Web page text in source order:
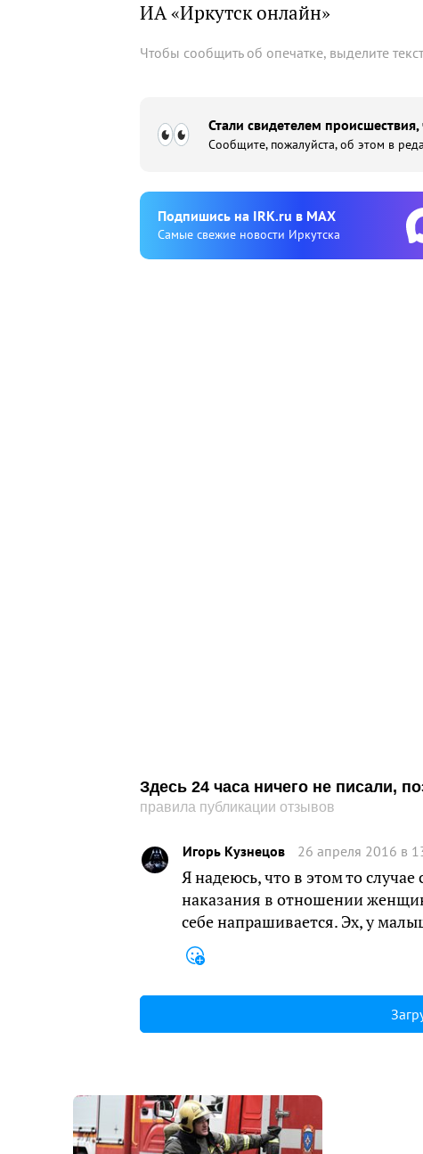
ИА «Иркутск онлайн»
Чтобы сообщить об опечатке, выделите
Стали свидетелем
Сообщите, пожалуйста, об этом в
Подпишиcь на IRK.ru в MAX
Cамые свежие новости Иркутска
Здесь 24 часа ничего не писали,
правила публикации отзывов
Игорь Кузнецов 26 апреля 2016 в
Я надеюсь, что в этом то
наказания в отношении
себе напрашивается. Эх, у